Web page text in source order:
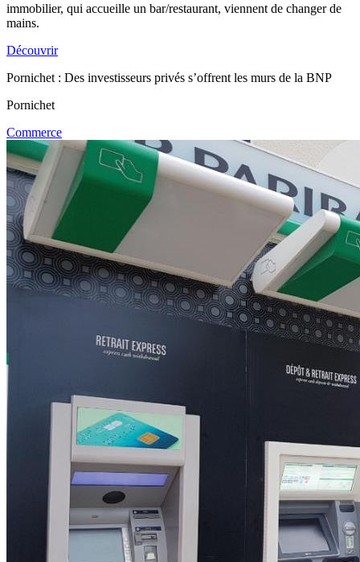
immobilier, qui accueille un bar/restaurant, viennent de changer de
mains.
Découvrir
Pornichet : Des investisseurs privés s’offrent les murs de la BNP
Pornichet
Commerce